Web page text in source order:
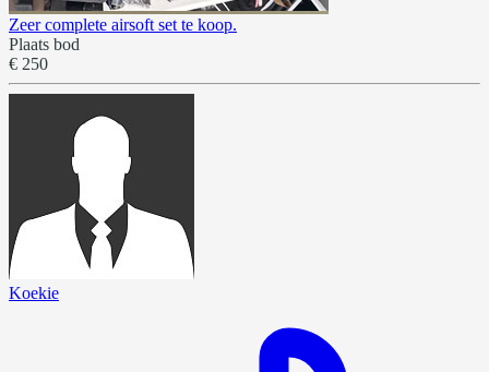
Zeer complete airsoft set te koop.
Plaats bod
€ 250
Koekie